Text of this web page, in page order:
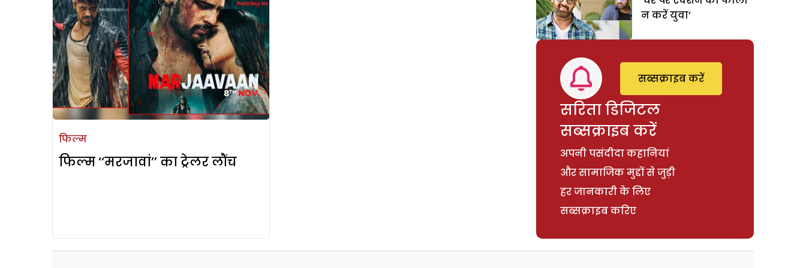
फिल्म
फिल्म ‘‘मरजावां’’ का ट्रेलर लौंच
न करें युवा’
सरिता डिजिटल
सब्सक्राइब करें
अपनी पसंदीदा कहानियां
और सामाजिक मुद्दों से जुड़ी
हर जानकारी के लिए
सब्सक्राइब करिए
सब्सक्राइब करें